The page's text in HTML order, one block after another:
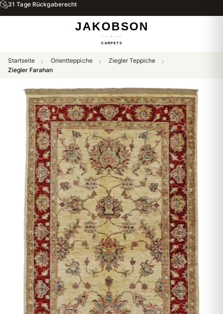
31 Tage Rückgaberecht
Startseite Orientteppiche
Ziegler Teppiche
Ziegler Farahan